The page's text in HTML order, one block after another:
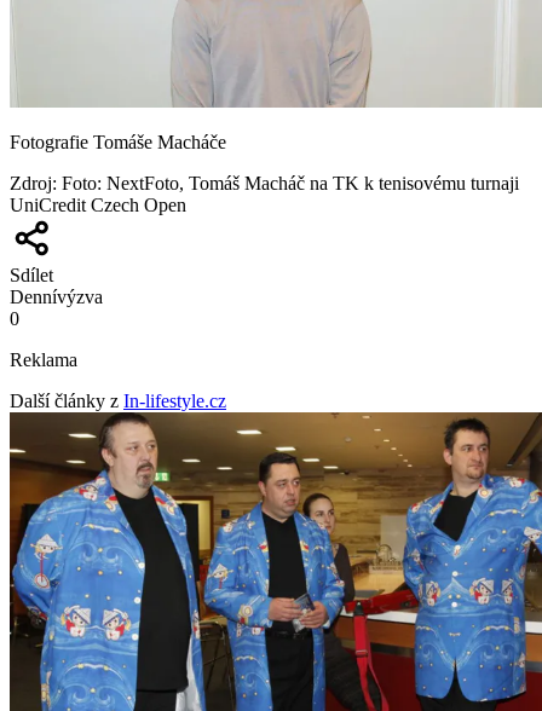
Fotografie Tomáše Macháče
Zdroj: Foto: NextFoto, Tomáš Macháč na TK k tenisovému turnaji
UniCredit Czech Open
Sdílet
Dennívýzva
0
Reklama
Další články z In-lifestyle.cz